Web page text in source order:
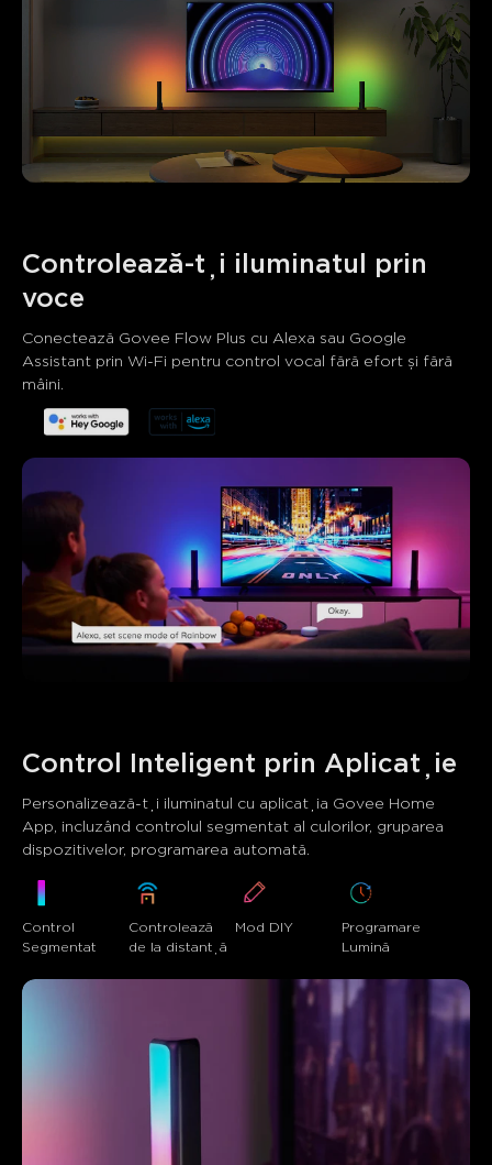
Controlează-ți iluminatul prin
voce
Conectează Govee Flow Plus cu Alexa sau Google
Assistant prin Wi-Fi pentru control vocal fără efort și fără
mâini.
Control Inteligent prin Aplicație
Personalizează-ți iluminatul cu aplicația Govee Home
App, incluzând controlul segmentat al culorilor, gruparea
dispozitivelor, programarea automată.
Control
Segmentat
Controlează
de la distanță
Mod DIY
Programare
Lumină
Ce spun clienții
Brightness and light quality App functionality Ease of
0 0
Generat de AI din textul recenziilor clienților